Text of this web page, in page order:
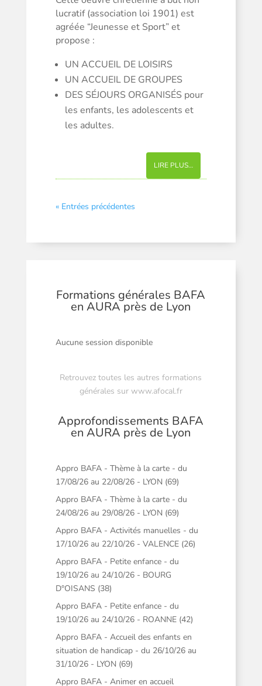
lucratif (association loi 1901) est
agréée “Jeunesse et Sport” et
propose :
UN ACCUEIL DE LOISIRS
UN ACCUEIL DE GROUPES
DES SÉJOURS ORGANISÉS pour
les enfants, les adolescents et
les adultes.
LIRE PLUS…
« Entrées précédentes
Formations générales BAFA
en AURA près de Lyon
Aucune session disponible
Retrouvez toutes les autres formations
générales sur www.afocal.fr
Approfondissements BAFA
en AURA près de Lyon
Appro BAFA - Thème à la carte - du
17/08/26 au 22/08/26 - LYON (69)
Appro BAFA - Thème à la carte - du
24/08/26 au 29/08/26 - LYON (69)
Appro BAFA - Activités manuelles - du
17/10/26 au 22/10/26 - VALENCE (26)
Appro BAFA - Petite enfance - du
19/10/26 au 24/10/26 - BOURG
D°OISANS (38)
Appro BAFA - Petite enfance - du
19/10/26 au 24/10/26 - ROANNE (42)
Appro BAFA - Accueil des enfants en
situation de handicap - du 26/10/26 au
31/10/26 - LYON (69)
Appro BAFA - Animer en accueil